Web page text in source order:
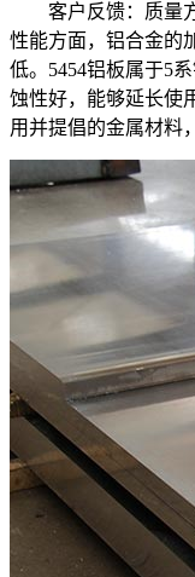
客户反馈：质量方
性能方面，铝合金的
低。5454铝板属于5
蚀性好，能够延长使
用并提倡的金属材料